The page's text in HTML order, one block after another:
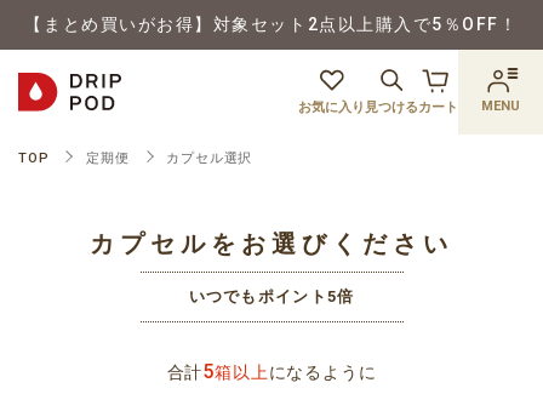
【まとめ買いがお得】対象セット2点以上購入で5％OFF！
お気に入り 見つけるカート MENU
TOP 定期便 カプセル選択
カプセルをお選びください
いつでもポイント5倍
合計5箱以上になるように